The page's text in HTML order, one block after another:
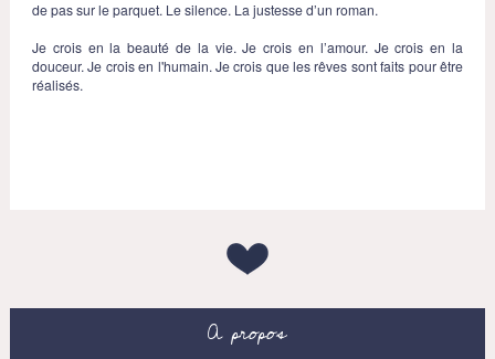
de pas sur le parquet. Le silence. La justesse d’un roman.
Je crois en la beauté de la vie. Je crois en l’amour. Je crois en la
douceur. Je crois en l'humain. Je crois que les rêves sont faits pour être
réalisés.
A propos